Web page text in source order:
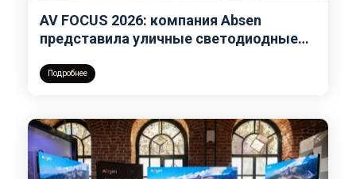
AV FOCUS 2026: компания Absen
представила уличные светодиодные
Подробнее